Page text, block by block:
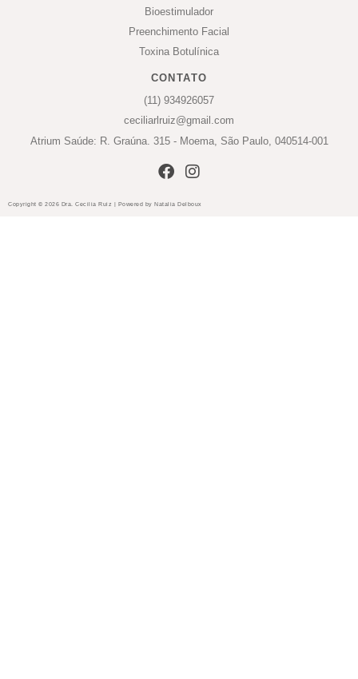
Bioestimulador
Preenchimento Facial
Toxina Botulínica
CONTATO
(11) 934926057
ceciliarlruiz@gmail.com
Atrium Saúde: R. Graúna. 315 - Moema, São Paulo, 040514-001
Copyright © 2026 Dra. Cecilia Ruiz | Powered by Natalia Delboux